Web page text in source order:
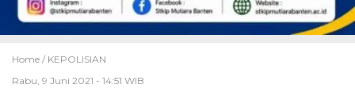
Home / KEPOLISIAN
Rabu, 9 Juni 2021 - 14:51 WIB